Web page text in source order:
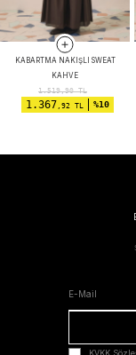
KABARTMA NAKIŞLI SWEAT
KAHVE
1.519,90TL
1.367 ,92 TL %10
KVKK